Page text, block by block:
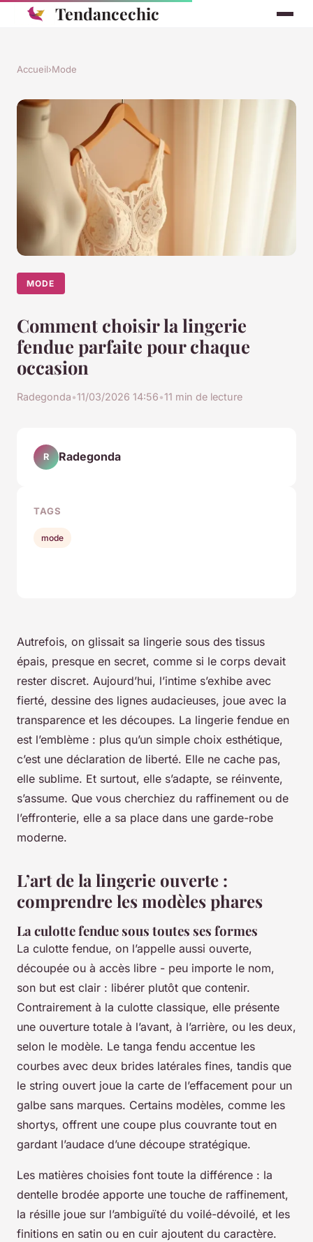
Tendancechic
Accueil›Mode
MODE
Comment choisir la lingerie
fendue parfaite pour chaque
occasion
Radegonda•11/03/2026 14:56•11 min de lecture
Autrefois, on glissait sa lingerie sous des tissus
épais, presque en secret, comme si le corps devait
rester discret. Aujourd’hui, l’intime s’exhibe avec
fierté, dessine des lignes audacieuses, joue avec la
transparence et les découpes. La lingerie fendue en
est l’emblème : plus qu’un simple choix esthétique,
c’est une déclaration de liberté. Elle ne cache pas,
elle sublime. Et surtout, elle s’adapte, se réinvente,
s’assume. Que vous cherchiez du raffinement ou de
l’effronterie, elle a sa place dans une garde-robe
moderne.
L’art de la lingerie ouverte :
comprendre les modèles phares
La culotte fendue sous toutes ses formes
La culotte fendue, on l’appelle aussi ouverte,
découpée ou à accès libre - peu importe le nom,
son but est clair : libérer plutôt que contenir.
Contrairement à la culotte classique, elle présente
une ouverture totale à l’avant, à l’arrière, ou les deux,
selon le modèle. Le tanga fendu accentue les
courbes avec deux brides latérales fines, tandis que
le string ouvert joue la carte de l’effacement pour un
galbe sans marques. Certains modèles, comme les
shortys, offrent une coupe plus couvrante tout en
gardant l’audace d’une découpe stratégique.
Les matières choisies font toute la différence : la
dentelle brodée apporte une touche de raffinement,
la résille joue sur l’ambiguïté du voilé-dévoilé, et les
finitions en satin ou en cuir ajoutent du caractère.
R Radegonda
TAGS
mode